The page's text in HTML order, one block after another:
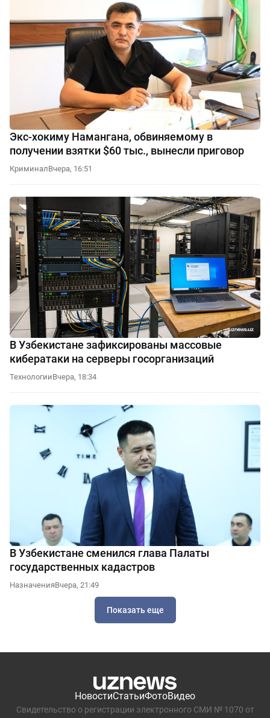
Экс-хокиму Намангана, обвиняемому в
получении взятки $60 тыс., вынесли приговор
КриминалВчера, 16:51
В Узбекистане зафиксированы массовые
кибератаки на серверы госорганизаций
ТехнологииВчера, 18:34
В Узбекистане сменился глава Палаты
государственных кадастров
НазначенияВчера, 21:49
Показать еще
НовостиСтатьиФотоВидео
Свидетельство о регистрации электронного СМИ № 1070 от